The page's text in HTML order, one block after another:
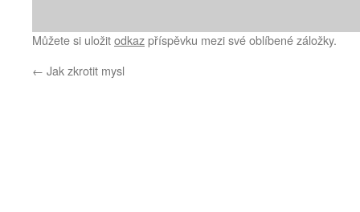
Můžete si uložitodkazpříspěvku mezi své oblíbené záložky.
← Jak zkrotit mysl